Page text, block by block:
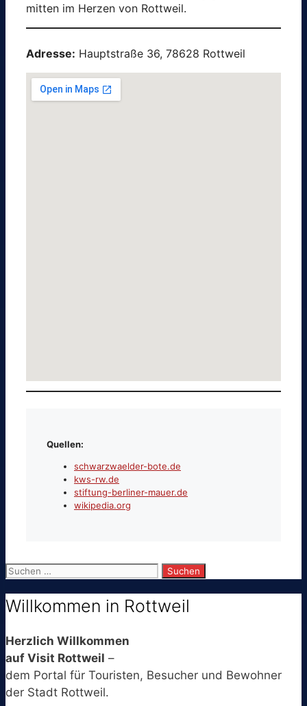
mitten im Herzen von Rottweil.
Adresse: Hauptstraße 36, 78628 Rottweil
Quellen:
schwarzwaelder-bote.de
kws-rw.de
stiftung-berliner-mauer.de
wikipedia.org
Suchen
Willkommen in Rottweil
Herzlich Willkommen
auf Visit Rottweil –
dem Portal für Touristen, Besucher und Bewohner
der Stadt Rottweil.